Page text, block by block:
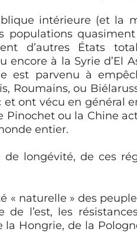
intérieure (et la
populations
d’autres États
encore à la Syrie d’El
est parvenu à
ou
ont vécu en général
Pinochet ou la Chine
entier.
longévité, de ces
« naturelle » des
l’est, les
Hongrie, de la